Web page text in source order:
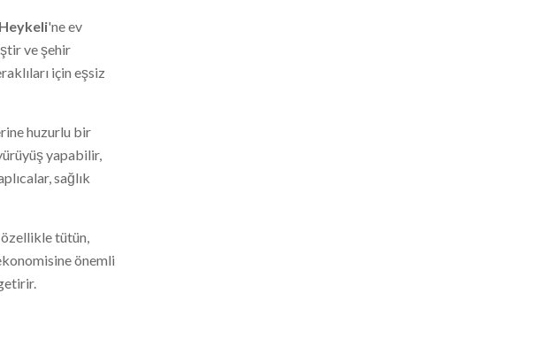
'ne ev
ve şehir
için eşsiz
huzurlu bir
yapabilir,
sağlık
tütün,
önemli